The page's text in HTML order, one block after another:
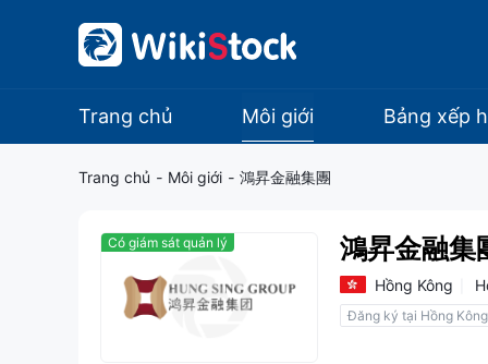
Trang chủ Môi giới Bảng xếp
Trang chủ - Môi giới - 鴻昇金融集團
Có giám sát quản lý
0
1
2
3
4
5
0
1
2
鴻昇金融集
Hồng Kông
Đăng ký tại Hồng Kông